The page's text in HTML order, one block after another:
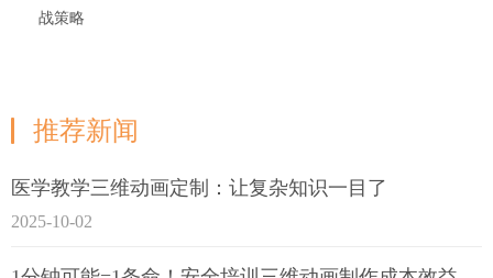
战策略
推荐新闻
医学教学三维动画定制：让复杂知识一目了
2025-10-02